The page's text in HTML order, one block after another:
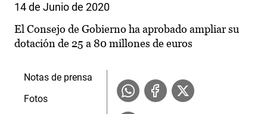
14 de Junio de 2020
El Consejo de Gobierno ha aprobado ampliar su
dotación de 25 a 80 millones de euros
Notas de prensa
Fotos